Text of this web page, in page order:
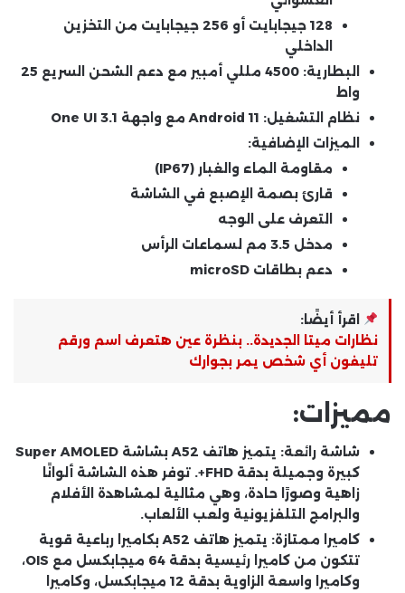
128 جيجابايت أو 256 جيجابايت من التخزين
الداخلي
البطارية:
4500 مللي أمبير مع دعم الشحن السريع 25
واط
نظام التشغيل:
الميزات الإضافية:
مقاومة الماء والغبار (IP67)
قارئ بصمة الإصبع في الشاشة
التعرف على الوجه
مدخل 3.5 مم لسماعات الرأس
دعم بطاقات microSD
اقرأ أيضًا:
نظارات ميتا الجديدة.. بنظرة عين هتعرف اسم ورقم
تليفون أي شخص يمر بجوارك
مميزات:
شاشة رائعة:
يتميز هاتف A52 بشاشة Super AMOLED
كبيرة وجميلة بدقة FHD+. توفر هذه الشاشة ألوانًا
زاهية وصورًا حادة، وهي مثالية لمشاهدة الأفلام
والبرامج التلفزيونية ولعب الألعاب.
كاميرا ممتازة:
يتميز هاتف A52 بكاميرا رباعية قوية
تتكون من كاميرا رئيسية بدقة 64 ميجابكسل مع OIS،
وكاميرا واسعة الزاوية بدقة 12 ميجابكسل، وكاميرا